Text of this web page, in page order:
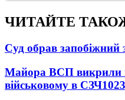
ЧИТАЙТЕ
Суд обрав запобіжний
Майора ВСП викрили
військовому в СЗЧ